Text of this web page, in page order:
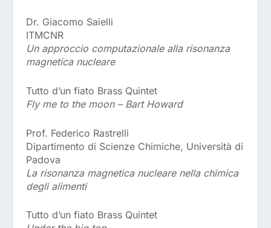
Dr. Giacomo Saielli
ITMCNR
Un approccio computazionale alla risonanza
magnetica nucleare
Tutto d’un fiato Brass Quintet
Fly me to the moon – Bart Howard
Prof. Federico Rastrelli
Dipartimento di Scienze Chimiche, Università di
Padova
La risonanza magnetica nucleare nella chimica
degli alimenti
Tutto d’un fiato Brass Quintet